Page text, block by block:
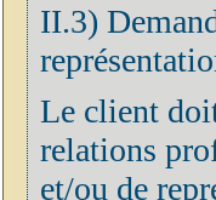
II.3)
Le client
relations
et/ou de